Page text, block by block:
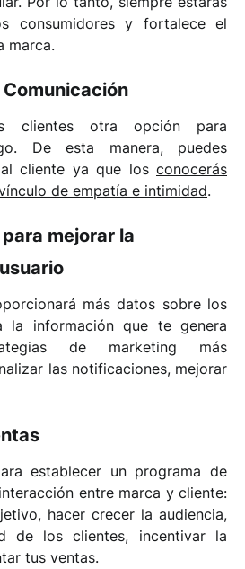
consumidores y fortalece el
marca.
clientes otra opción para
De esta manera, puedes
cliente ya que los conocerás
de empatía e intimidad.
mejorar la
más datos sobre los
la información que te genera
de marketing más
las notificaciones, mejorar
establecer un programa de
entre marca y cliente:
hacer crecer la audiencia,
de los clientes, incentivar la
tus ventas.